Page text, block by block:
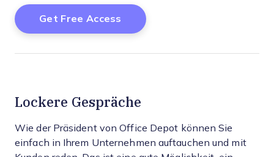
Lockere Gespräche
Wie der Präsident von Office Depot können Sie
einfach in Ihrem Unternehmen auftauchen und mit